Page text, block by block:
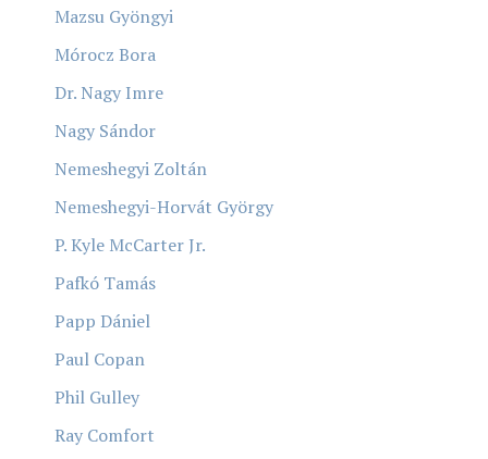
Mazsu Gyöngyi
Mórocz Bora
Dr. Nagy Imre
Nagy Sándor
Nemeshegyi Zoltán
Nemeshegyi-Horvát György
P. Kyle McCarter Jr.
Pafkó Tamás
Papp Dániel
Paul Copan
Phil Gulley
Ray Comfort